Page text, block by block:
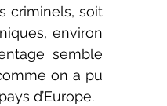
criminels, soit
environ
semble
on a pu
d’Europe.